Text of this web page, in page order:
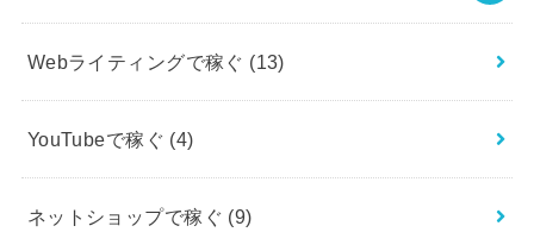
Webライティングで稼ぐ (13)
YouTubeで稼ぐ (4)
ネットショップで稼ぐ (9)